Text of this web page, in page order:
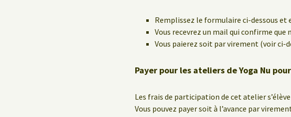
Remplissez le formulaire ci-dessous et
Vous recevrez un mail qui confirme que
Vous paierez soit par virement (voir ci-
Payer pour les ateliers de Yoga Nu
Les frais de participation de cet atelier
Vous pouvez payer soit à l’avance par